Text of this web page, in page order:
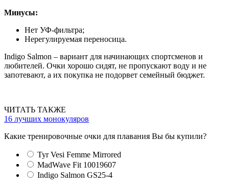
Минусы:
Нет УФ-фильтра;
Нерегулируемая переносица.
Indigo Salmon – вариант для начинающих спортсменов и
любителей. Очки хорошо сидят, не пропускают воду и не
запотевают, а их покупка не подорвет семейный бюджет.
ЧИТАТЬ ТАКЖЕ
16 лучших монокуляров
Какие тренировочные очки для плавания Вы бы купили?
Tyr Vesi Femme Mirrored
MadWave Fit 10019607
Indigo Salmon GS25-4